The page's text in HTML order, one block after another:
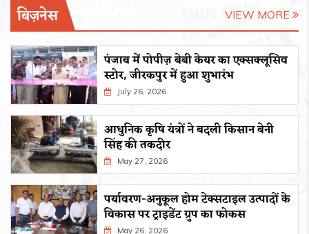
बिज़नेस VIEW MORE
पंजाब में पोपीज़ बेबी केयर का एक्सक्लूसिव
स्टोर, जीरकपुर में हुआ शुभारंभ
July 26, 2026
आधुनिक कृषि यंत्रों ने बदली किसान बेनी
सिंह की तकदीर
May 27, 2026
पर्यावरण-अनुकूल होम टेक्सटाइल उत्पादों के
विकास पर ट्राइडेंट ग्रुप का फोकस
May 26, 2026